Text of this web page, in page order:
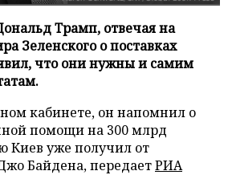
Трамп, отвечая на
Зеленского о поставках
что они нужны и самим
кабинете, он напомнил о
помощи на 300 млрд
Киев уже получил от
Байдена, передаетРИА